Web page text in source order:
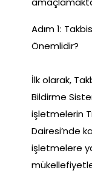
Adım 1:
Önemlidir?
İlk olarak,
Bildirme
işletmelerin
Dairesi’nde
işletmelere